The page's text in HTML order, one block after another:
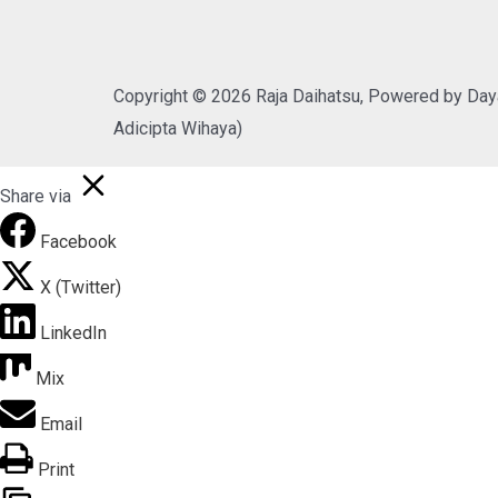
Copyright © 2026 Raja Daihatsu, Powered by
Adicipta Wihaya)
Share via
Facebook
X (Twitter)
LinkedIn
Mix
Email
Print